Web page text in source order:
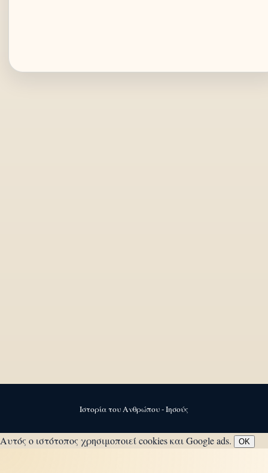
Ιστορία του Ανθρώπου - Ιησούς
Αυτός ο ιστότοπος χρησιμοποιεί cookies και Google ads. OK